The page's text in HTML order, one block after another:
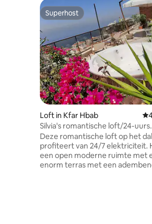
Superhost
Superhost
Loft in Kfar Hbab
Silvia's romantische loft/24-uurs
elektr./privé jacuzzi
Deze romantische loft op het
profiteert van 24/7 elektriciteit. Het is
een open moderne ruimte met
enorm terras met een